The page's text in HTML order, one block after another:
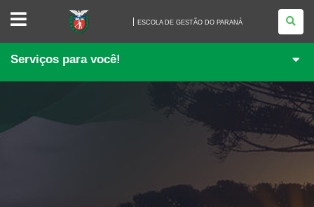
ESCOLA
GESTÃO
DO
PARANÁ
ESCOLA DE GESTÃO DO PARANÁ
Serviços para você!